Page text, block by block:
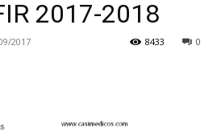
2017-2018
2017 0
8433